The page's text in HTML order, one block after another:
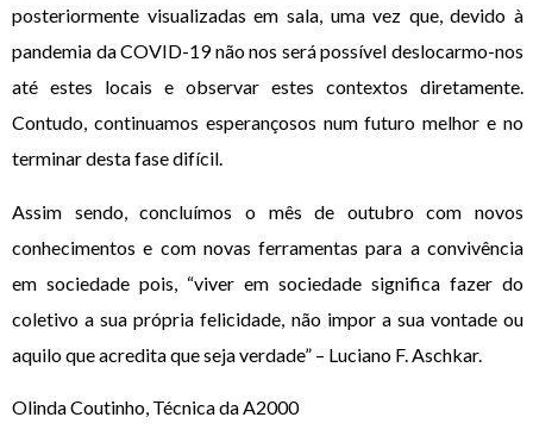
posteriormente visualizadas em sala, uma vez que, devido à
pandemia da COVID-19 não nos será possível deslocarmo-nos
até estes locais e observar estes contextos diretamente.
Contudo, continuamos esperançosos num futuro melhor e no
terminar desta fase difícil.
Assim sendo, concluímos o mês de outubro com novos
conhecimentos e com novas ferramentas para a convivência
em sociedade pois, “viver em sociedade significa fazer do
coletivo a sua própria felicidade, não impor a sua vontade ou
aquilo que acredita que seja verdade” – Luciano F. Aschkar.
Olinda Coutinho, Técnica da A2000